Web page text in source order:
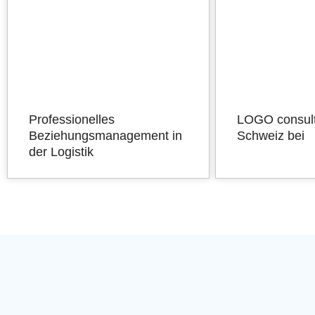
Professionelles
Beziehungsmanagement in
der Logistik
LOGO
Schweiz bei